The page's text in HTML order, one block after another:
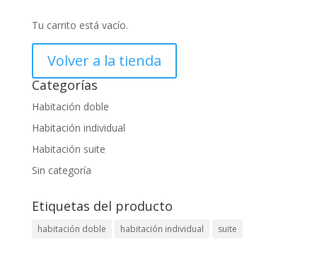
Tu carrito está vacío.
Volver a la tienda
Categorías
Habitación doble
Habitación individual
Habitación suite
Sin categoría
Etiquetas del producto
habitación doble habitación individual suite